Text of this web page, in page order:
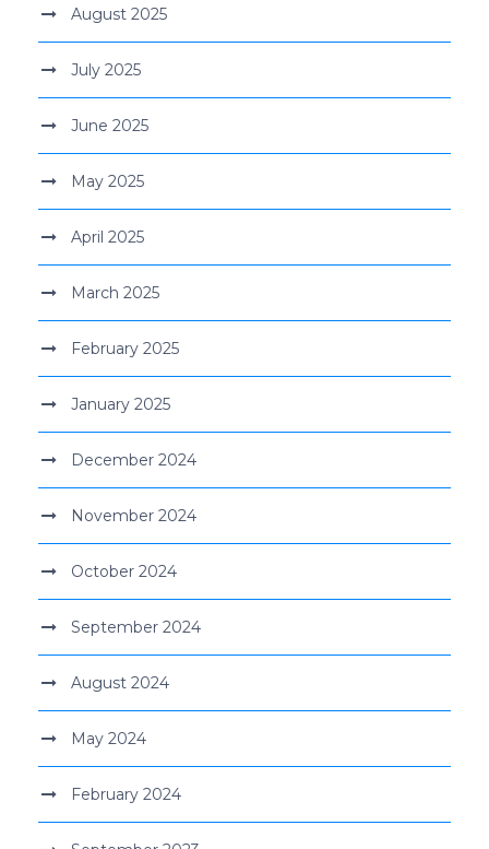
August 2025
July 2025
June 2025
May 2025
April 2025
March 2025
February 2025
January 2025
December 2024
November 2024
October 2024
September 2024
August 2024
May 2024
February 2024